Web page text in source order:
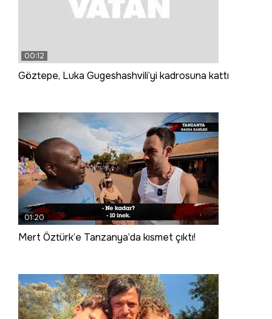
00:12
Göztepe, Luka Gugeshashvili’yi kadrosuna kattı
01:20
Mert Öztürk’e Tanzanya’da kısmet çıktı!